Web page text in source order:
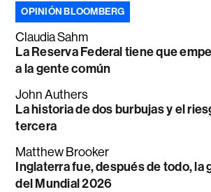
OPINIÓN BLOOMBERG
Claudia Sahm
La Reserva Federal tiene que
a la gente común
John Authers
La historia de dos burbujas y el
tercera
Matthew Brooker
Inglaterra fue, después de todo, la
del Mundial 2026